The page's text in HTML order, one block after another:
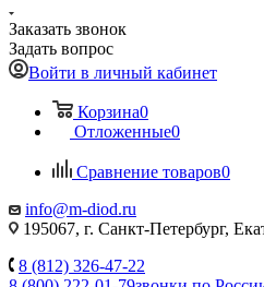
Заказать звонок
Задать вопрос
Войти в личный кабинет
Корзина0
Отложенные0
Сравнение товаров0
info@m-diod.ru
195067, г. Санкт-Петербург,
8 (812) 326-47-22